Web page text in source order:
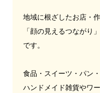
地域に根ざしたお店・
「顔の見えるつながり
です。
食品・スイーツ・パン
ハンドメイド雑貨やワ